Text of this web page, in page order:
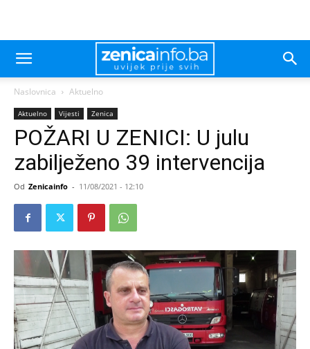
Naslovnica Aktuelno
Aktuelno Vijesti Zenica
POŽARI U ZENICI: U julu
zabilježeno 39 intervencija
Od Zenicainfo - 11/08/2021 - 12:10